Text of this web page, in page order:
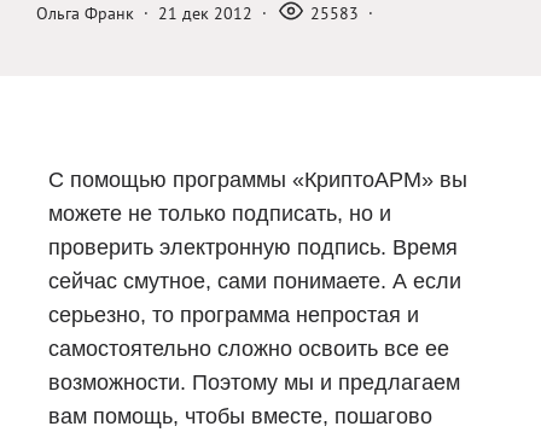
Документация
Получить КЭП
Магазин
Полная версия сайта
Ольга Франк · 21 дек 2012 · 25583 ·
С помощью программы «КриптоАРМ» вы
можете не только подписать, но и
проверить электронную подпись. Время
сейчас смутное, сами понимаете. А если
серьезно, то программа непростая и
самостоятельно сложно освоить все ее
возможности. Поэтому мы и предлагаем
вам помощь, чтобы вместе, пошагово